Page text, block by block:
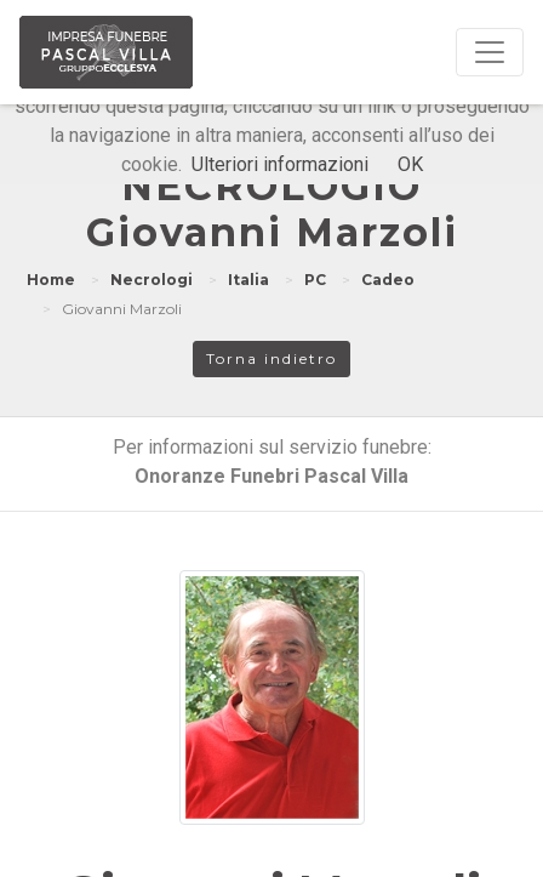
Onoranze Funebri Pascal Villa
NECROLOGIO
Giovanni Marzoli
Home Necrologi Italia PC
Cadeo
Giovanni Marzoli
Torna indietro
Per informazioni sul servizio funebre:
Onoranze Funebri Pascal Villa
Questo sito o gli strumenti terzi da questo utilizzati si
avvalgono di cookie necessari al funzionamento ed utili alle
finalità illustrate nella cookie policy. Chiudendo questo banner,
scorrendo questa pagina, cliccando su un link o proseguendo
la navigazione in altra maniera, acconsenti all’uso dei
cookie. Ulteriori informazioni OK